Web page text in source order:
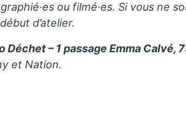
ou filmé·es. Si vous ne
d’atelier.
Déchet – 1 passage Emma Calvé,
et Nation.